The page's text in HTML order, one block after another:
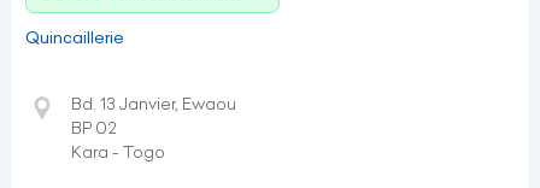
Quincaillerie
Bd. 13 Janvier, Ewaou
BP 02
Kara - Togo